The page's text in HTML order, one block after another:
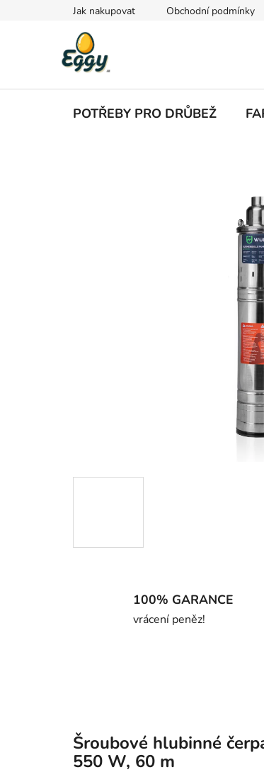
Jak nakupovat Obchodní podmínky
POTŘEBY PRO DRŮBEŽ
100% GARANCE
vrácení peněz!
Šroubové hlubinné
550 W, 60 m